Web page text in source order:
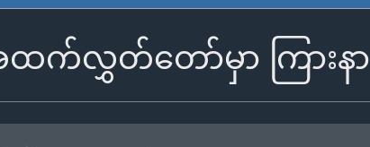
က်လွှတ်တော်မှာ ကြားနာ